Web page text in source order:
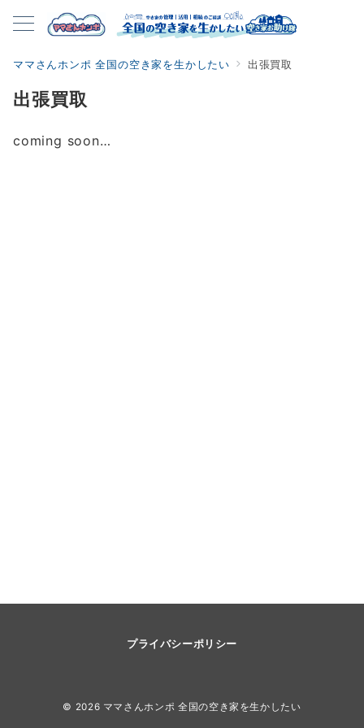
ママさんホンポ 全国の空き家を生かしたい 出張買取
出張買取
coming soon…
プライバシーポリシー
© 2026 ママさんホンポ 全国の空き家を生かしたい